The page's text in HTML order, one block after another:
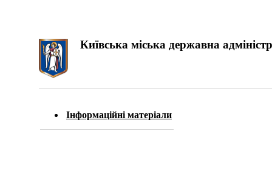
Київська міська державна
Інформаційні матеріали